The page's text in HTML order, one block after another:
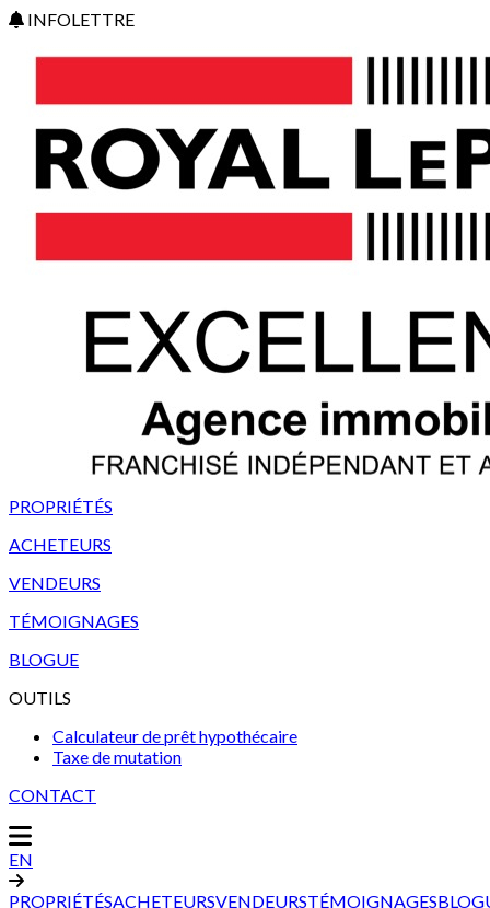
INFOLETTRE
PROPRIÉTÉS
ACHETEURS
VENDEURS
TÉMOIGNAGES
BLOGUE
OUTILS
Calculateur de prêt hypothécaire
Taxe de mutation
CONTACT
EN
PROPRIÉTÉSACHETEURSVENDEURSTÉMOIGNAGES